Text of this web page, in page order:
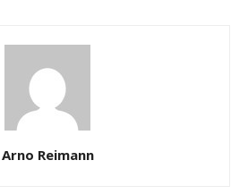
Arno Reimann